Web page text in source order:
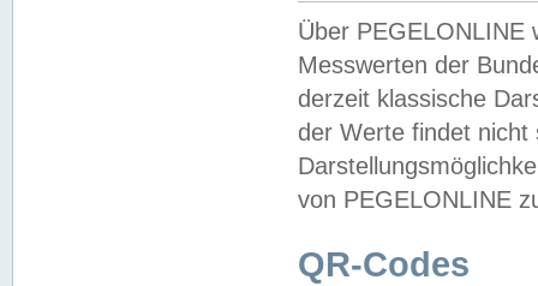
Über PEGELONLINE
Messwerten der
derzeit klassische
der Werte findet
von PEGELONLINE
QR-Codes